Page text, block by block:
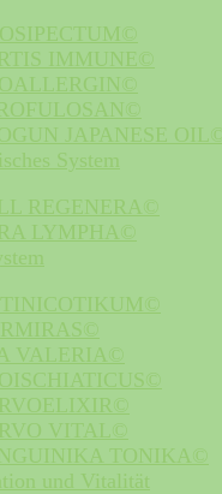
IMMUNE©
JAPANESE OIL©
System
REGENERA©
LYMPHA©
VALERIA©
VITAL©
TONIKA©
und Vitalität